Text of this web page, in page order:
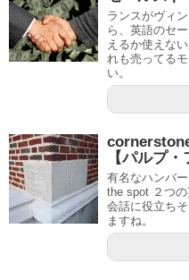
ランスがヴィ
ら、英語のセ
えるか使えな
れも売ってる
い。
【パルプ・
有名なハンバ
the spot ２つ
会話に役立ち
ますね。